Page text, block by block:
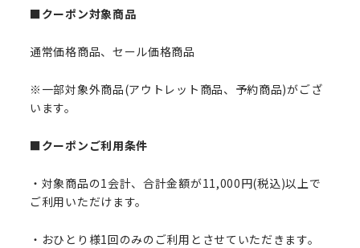
■クーポン対象商品
通常価格商品、セール価格商品
※一部対象外商品(アウトレット商品、予約商品)がござ
います。
■クーポンご利用条件
・対象商品の1会計、合計金額が11,000円(税込)以上で
ご利用いただけます。
・おひとり様1回のみのご利用とさせていただきます。